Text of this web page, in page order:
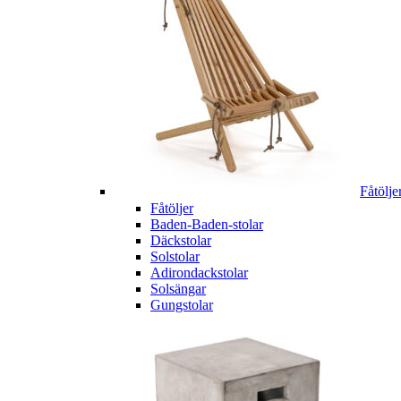
Fåtöljer
Baden-Baden-stolar
Däckstolar
Solstolar
Adirondackstolar
Solsängar
Gungstolar